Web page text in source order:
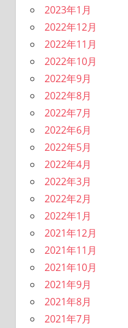
2023年1月
2022年12月
2022年11月
2022年10月
2022年9月
2022年8月
2022年7月
2022年6月
2022年5月
2022年4月
2022年3月
2022年2月
2022年1月
2021年12月
2021年11月
2021年10月
2021年9月
2021年8月
2021年7月